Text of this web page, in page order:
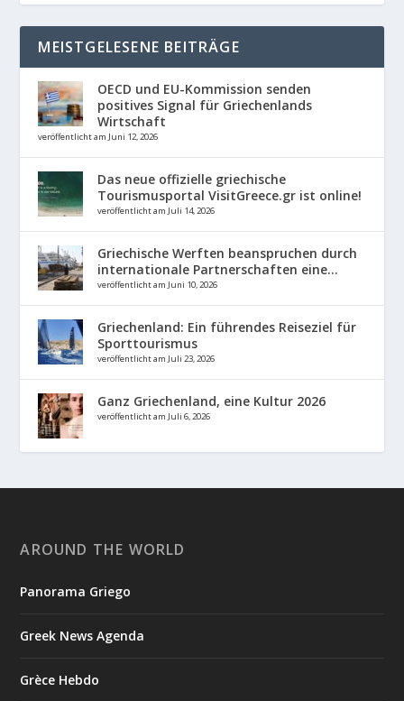
MEISTGELESENE BEITRÄGE
OECD und EU-Kommission senden
positives Signal für Griechenlands
Wirtschaft
veröffentlicht am Juni 12, 2026
Das neue offizielle griechische
Tourismusportal VisitGreece.gr ist online!
veröffentlicht am Juli 14, 2026
Griechische Werften beanspruchen durch
internationale Partnerschaften eine...
veröffentlicht am Juni 10, 2026
Griechenland: Ein führendes Reiseziel für
Sporttourismus
veröffentlicht am Juli 23, 2026
Ganz Griechenland, eine Kultur 2026
veröffentlicht am Juli 6, 2026
AROUND THE WORLD
Panorama Griego
Greek News Agenda
Grèce Hebdo